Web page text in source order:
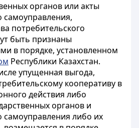
органов или акты
самоуправления,
потребительского
быть признаны
в порядке, установленном
Республики Казахстан.
упущенная выгода,
кооперативу в
действия либо
органов и
самоуправления либо их